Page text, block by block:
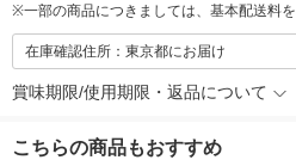
※一部の商品につきましては、基本配送料
在庫確認住所：東京都にお届け
賞味期限/使用期限・返品について
こちらの商品もおすすめ